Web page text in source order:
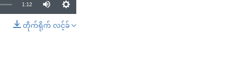
SHARE
1:12
တိုက်ရိုက် လင့်ခ်